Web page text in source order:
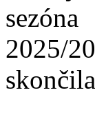
sezóna
2025/